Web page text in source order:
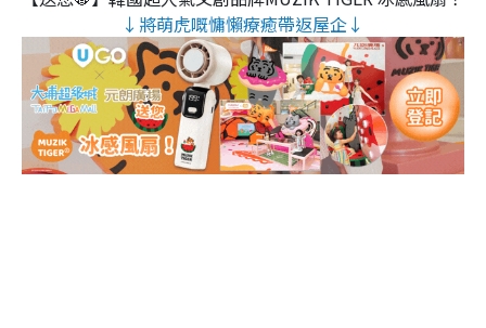
↓將萌虎嘅慵懶療癒帶返屋企↓